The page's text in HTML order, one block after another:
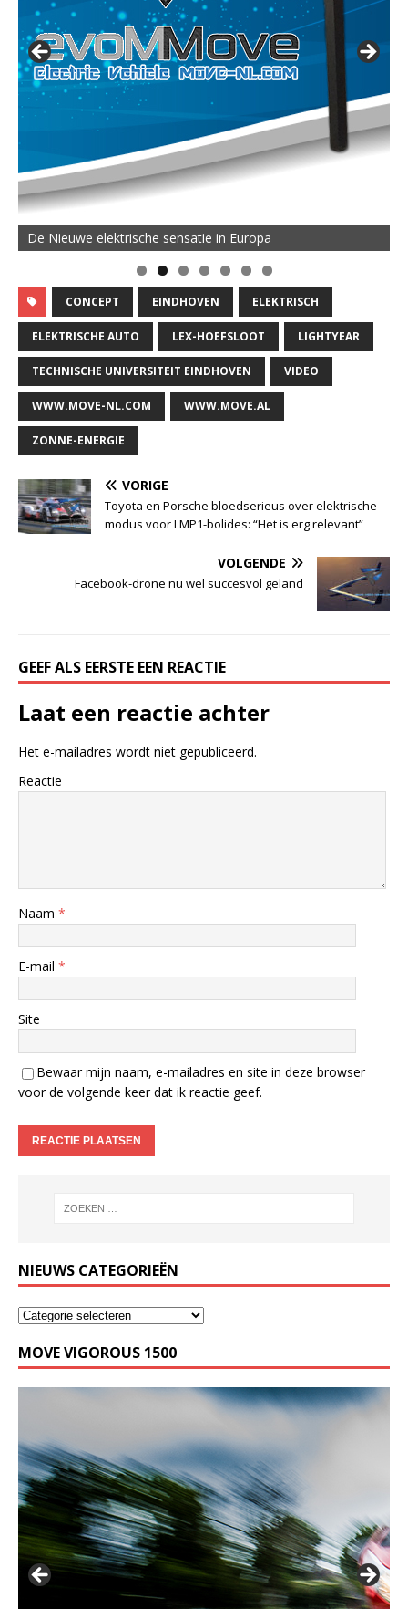
De Nieuwe elektrische sensatie in Europa
CONCEPT EINDHOVEN ELEKTRISCH
ELEKTRISCHE AUTO LEX-HOEFSLOOT LIGHTYEAR
TECHNISCHE UNIVERSITEIT EINDHOVEN VIDEO
WWW.MOVE-NL.COM WWW.MOVE.AL
ZONNE-ENERGIE
VORIGE
Toyota en Porsche bloedserieus over elektrische
modus voor LMP1-bolides: “Het is erg relevant”
VOLGENDE
Facebook-drone nu wel succesvol geland
GEEF ALS EERSTE EEN REACTIE
Laat een reactie achter
Het e-mailadres wordt niet gepubliceerd.
Reactie
Naam *
E-mail *
Site
Bewaar mijn naam, e-mailadres en site in deze browser
voor de volgende keer dat ik reactie geef.
NIEUWS CATEGORIEËN
MOVE VIGOROUS 1500